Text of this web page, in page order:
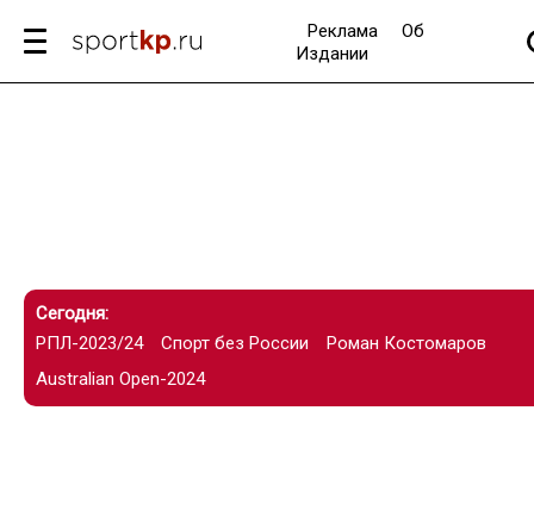
Реклама
Об
Издании
Сегодня:
РПЛ-2023/24
Спорт без России
Роман Костомаров
Australian Open-2024